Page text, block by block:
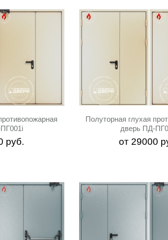
руб.
Полуторная глухая
дверь ПД-
от 29000